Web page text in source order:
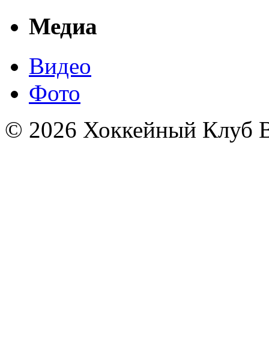
Медиа
Видео
Фото
© 2026 Хоккейный Клуб